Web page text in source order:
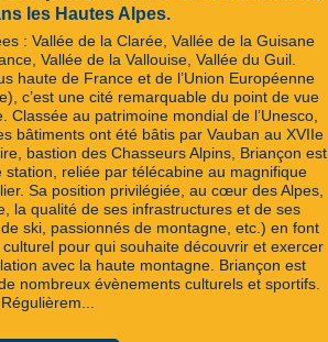
les Hautes Alpes.
: Vallée de la Clarée, Vallée de la Guisane
Vallée de la Vallouise, Vallée du Guil.
haute de France et de l’Union Européenne
c’est une cité remarquable du point de vue
au patrimoine mondial de l’Unesco,
bâtiments ont été bâtis par Vauban au XVIIe
bastion des Chasseurs Alpins, Briançon est
reliée par télécabine au magnifique
Sa position privilégiée, au cœur des Alpes,
la qualité de ses infrastructures et de ses
ski, passionnés de montagne, etc.) en font
pour qui souhaite découvrir et exercer
avec la haute montagne. Briançon est
nombreux évènements culturels et sportifs.
Régulièrem...